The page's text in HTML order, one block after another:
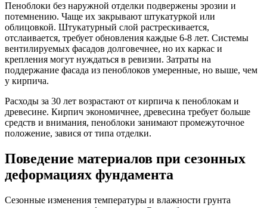
Пеноблоки без наружной отделки подвержены эрозии и
потемнению. Чаще их закрывают штукатуркой или
облицовкой. Штукатурный слой растрескивается,
отслаивается, требует обновления каждые 6-8 лет. Системы
вентилируемых фасадов долговечнее, но их каркас и
крепления могут нуждаться в ревизии. Затраты на
поддержание фасада из пеноблоков умеренные, но выше, чем
у кирпича.
Расходы за 30 лет возрастают от кирпича к пеноблокам и
древесине. Кирпич экономичнее, древесина требует больше
средств и внимания, пеноблоки занимают промежуточное
положение, завися от типа отделки.
Поведение материалов при сезонных
деформациях фундамента
Сезонные изменения температуры и влажности грунта